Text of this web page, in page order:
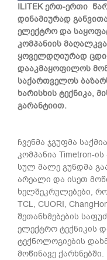
ILITEKერთ-ერთი
დინამიურად
ელექტრო და
კომპანიის
ყოველდღიურად
დააკმაყოფილოს
საქართველოს
ხარისხის ტექნიკა,
გარანტიით.
ჩვენმა ჯგუფმა
კომპანია Timetron-
სულ მალე გუნდმა
არეალი და ისეთ
ხელშეკრულებები,
TCL, CUORI,
შეთანხმებების
ელექტრო ტექნიკის
ტექნოლოგიების
მოწინავე ქარხნებში.